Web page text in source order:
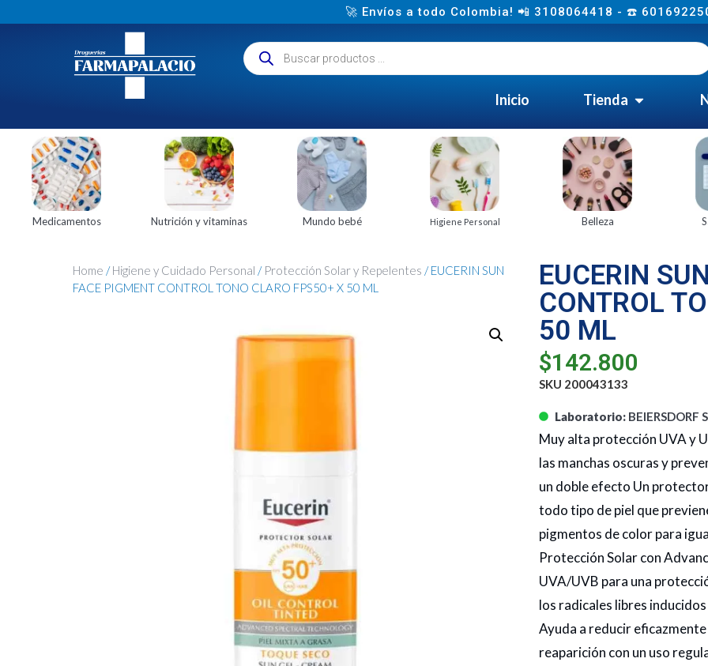
🚀 Envíos a todo Colombia! 📲 3108064418 - ☎️
Inicio Tienda
Medicamentos Nutrición y vitaminas Mundo bebé Higiene Personal Belleza
Home /Higiene y Cuidado Personal / Protección Solar y Repelentes / EUCERIN SUN
FACE PIGMENT CONTROL TONO CLARO FPS50+ X 50 ML
EUCERIN
CONTROL
50 ML
$142.800
SKU 200043133
Laboratorio: BEIERSDORF
Muy alta protección UVA y
las manchas oscuras y
un doble efecto Un
todo tipo de piel que
pigmentos de color para
Protección Solar con
UVA/UVB para una
los radicales libres
Ayuda a reducir
reaparición con un uso